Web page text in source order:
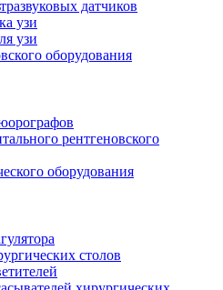
датчиков
узи
узи
оборудования
рентгеновского
оборудования
столов